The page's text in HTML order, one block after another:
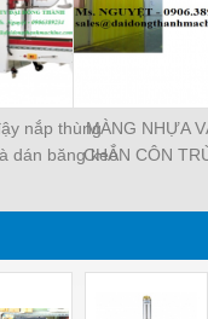
nắp thùng
dán băng keo
MÀNG NHỰA
CHẮN CÔN
KHO LẠNH,